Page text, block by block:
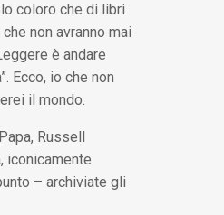
coloro che di libri
non avranno mai
è andare
Ecco, io che non
il mondo.
Russell
iconicamente
– archiviate gli